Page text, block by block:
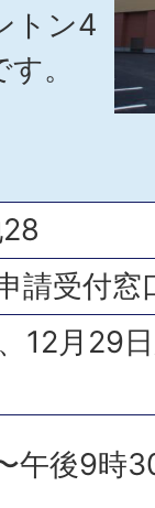
トン4
。
請受付
12月29
午後9時